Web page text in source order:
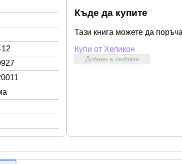
Къде да купите
Тази книга можете да
Купи от Хеликон
Добави в любими